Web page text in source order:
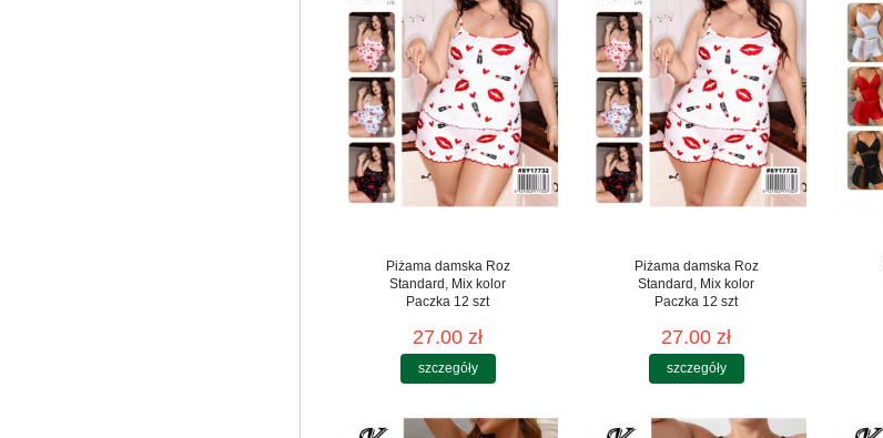
Piżama damska Roz
Standard, Mix kolor
Paczka 12 szt
27.00 zł
szczegóły
Piżama damska Roz
Standard, Mix kolor
Paczka 12 szt
27.00 zł
szczegóły